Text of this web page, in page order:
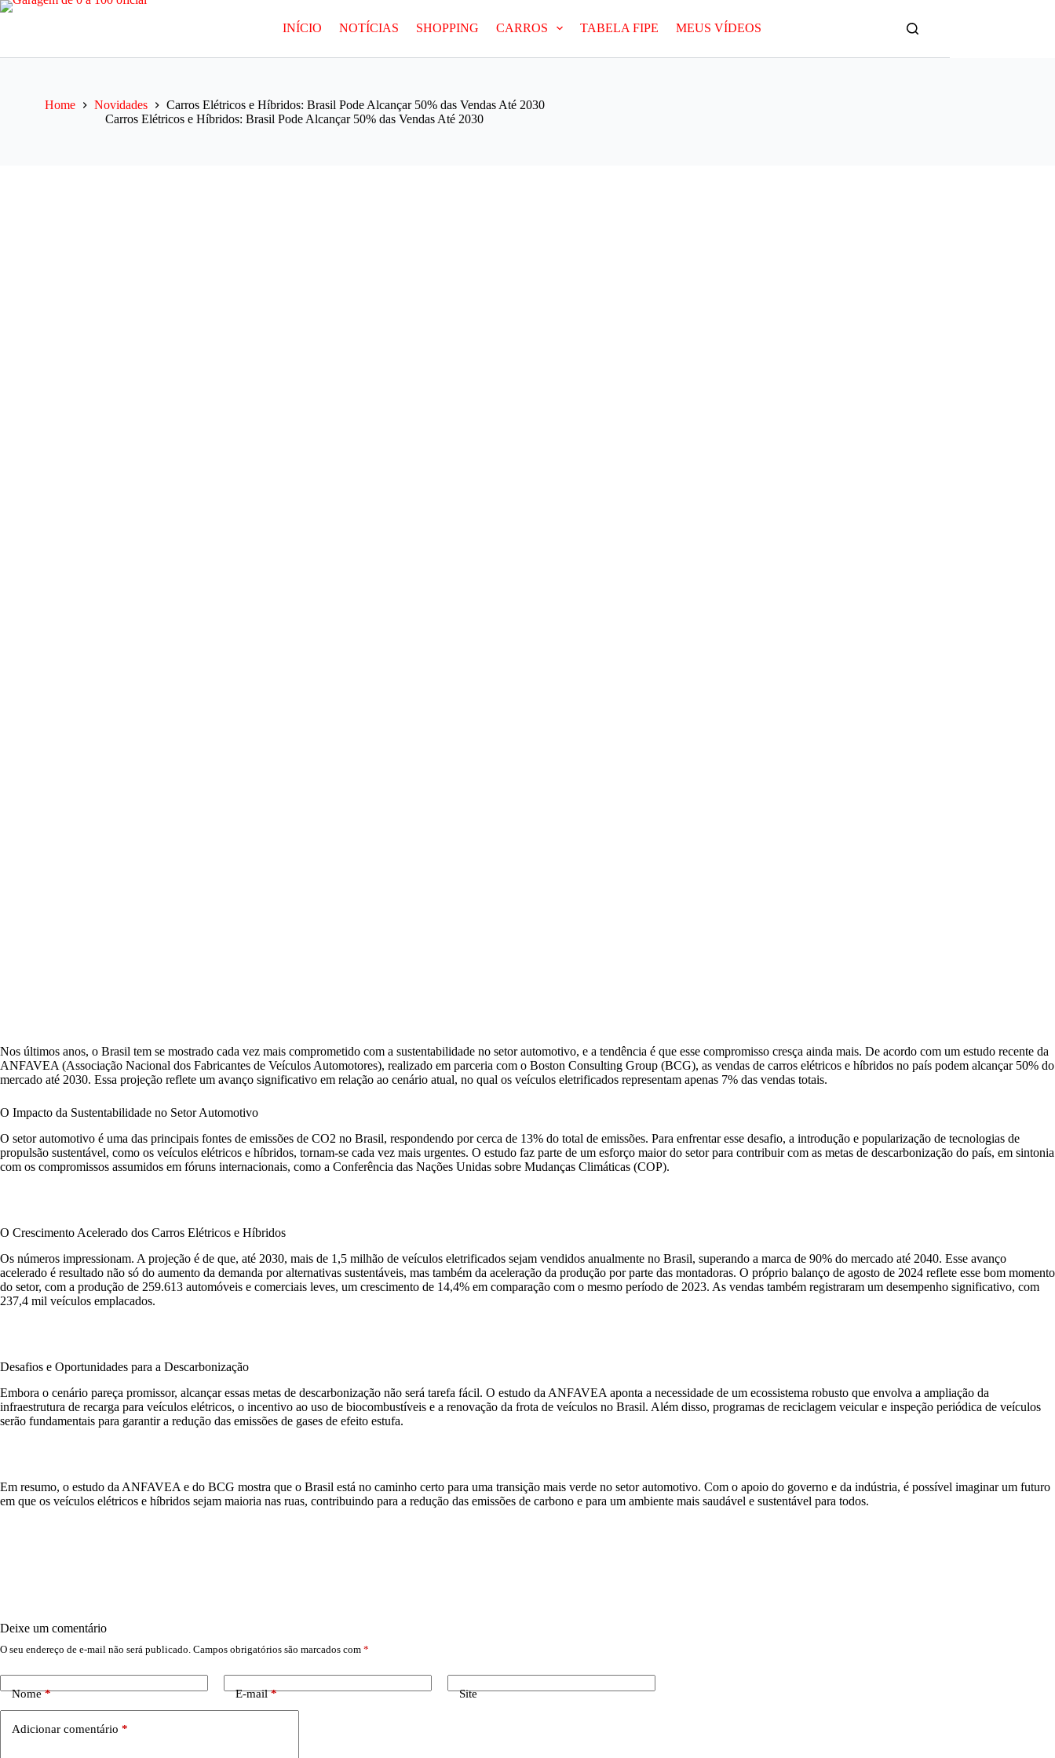
Pular
INÍCIO NOTÍCIAS SHOPPING CARROS TABELA FIPE MEUS VÍDEOS
Home Novidades
Carros Elétricos e Híbridos: Brasil Pode Alcançar 50% das Vendas Até 2030
Carros Elétricos e Híbridos: Brasil Pode Alcançar 50% das Vendas Até 2030
Nos últimos anos, o Brasil tem se mostrado cada vez mais comprometido com a sustentabilidade no setor automotivo, e a tendência é que esse compromisso cresça ainda mais. De acordo com um estudo recente da
ANFAVEA (Associação Nacional dos Fabricantes de Veículos Automotores), realizado em parceria com o Boston Consulting Group (BCG), as vendas de carros elétricos e híbridos no país podem alcançar 50% do
mercado até 2030. Essa projeção reflete um avanço significativo em relação ao cenário atual, no qual os veículos eletrificados representam apenas 7% das vendas totais.
O Impacto da Sustentabilidade no Setor Automotivo
O setor automotivo é uma das principais fontes de emissões de CO2 no Brasil, respondendo por cerca de 13% do total de emissões. Para enfrentar esse desafio, a introdução e popularização de tecnologias de
propulsão sustentável, como os veículos elétricos e híbridos, tornam-se cada vez mais urgentes. O estudo faz parte de um esforço maior do setor para contribuir com as metas de descarbonização do país, em sintonia
com os compromissos assumidos em fóruns internacionais, como a Conferência das Nações Unidas sobre Mudanças Climáticas (COP).
O Crescimento Acelerado dos Carros Elétricos e Híbridos
Os números impressionam. A projeção é de que, até 2030, mais de 1,5 milhão de veículos eletrificados sejam vendidos anualmente no Brasil, superando a marca de 90% do mercado até 2040. Esse avanço
acelerado é resultado não só do aumento da demanda por alternativas sustentáveis, mas também da aceleração da produção por parte das montadoras. O próprio balanço de agosto de 2024 reflete esse bom momento
do setor, com a produção de 259.613 automóveis e comerciais leves, um crescimento de 14,4% em comparação com o mesmo período de 2023. As vendas também registraram um desempenho significativo, com
237,4 mil veículos emplacados.
Desafios e Oportunidades para a Descarbonização
Embora o cenário pareça promissor, alcançar essas metas de descarbonização não será tarefa fácil. O estudo da ANFAVEA aponta a necessidade de um ecossistema robusto que envolva a ampliação da
infraestrutura de recarga para veículos elétricos, o incentivo ao uso de biocombustíveis e a renovação da frota de veículos no Brasil. Além disso, programas de reciclagem veicular e inspeção periódica de veículos
serão fundamentais para garantir a redução das emissões de gases de efeito estufa.
Em resumo, o estudo da ANFAVEA e do BCG mostra que o Brasil está no caminho certo para uma transição mais verde no setor automotivo. Com o apoio do governo e da indústria, é possível imaginar um futuro
em que os veículos elétricos e híbridos sejam maioria nas ruas, contribuindo para a redução das emissões de carbono e para um ambiente mais saudável e sustentável para todos.
Deixe um comentário
O seu endereço de e-mail não será publicado. Campos obrigatórios são marcados com *
Nome* E-mail* Site
Adicionar comentário *